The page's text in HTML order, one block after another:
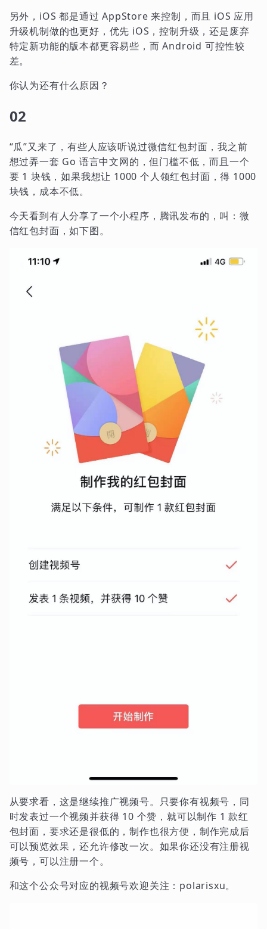
另外，iOS 都是通过 AppStore 来控制，而且 iOS 应用
升级机制做的也更好，优先 iOS，控制升级，还是废弃
特定新功能的版本都更容易些，而 Android 可控性较
差。
你认为还有什么原因？
02
“瓜”又来了，有些人应该听说过微信红包封面，我之前
想过弄一套 Go 语言中文网的，但门槛不低，而且一个
要 1 块钱，如果我想让 1000 个人领红包封面，得 1000
块钱，成本不低。
今天看到有人分享了一个小程序，腾讯发布的，叫：微
信红包封面，如下图。
从要求看，这是继续推广视频号。只要你有视频号，同
时发表过一个视频并获得 10 个赞，就可以制作 1 款红
包封面，要求还是很低的，制作也很方便，制作完成后
可以预览效果，还允许修改一次。如果你还没有注册视
频号，可以注册一个。
和这个公众号对应的视频号欢迎关注：polarisxu。